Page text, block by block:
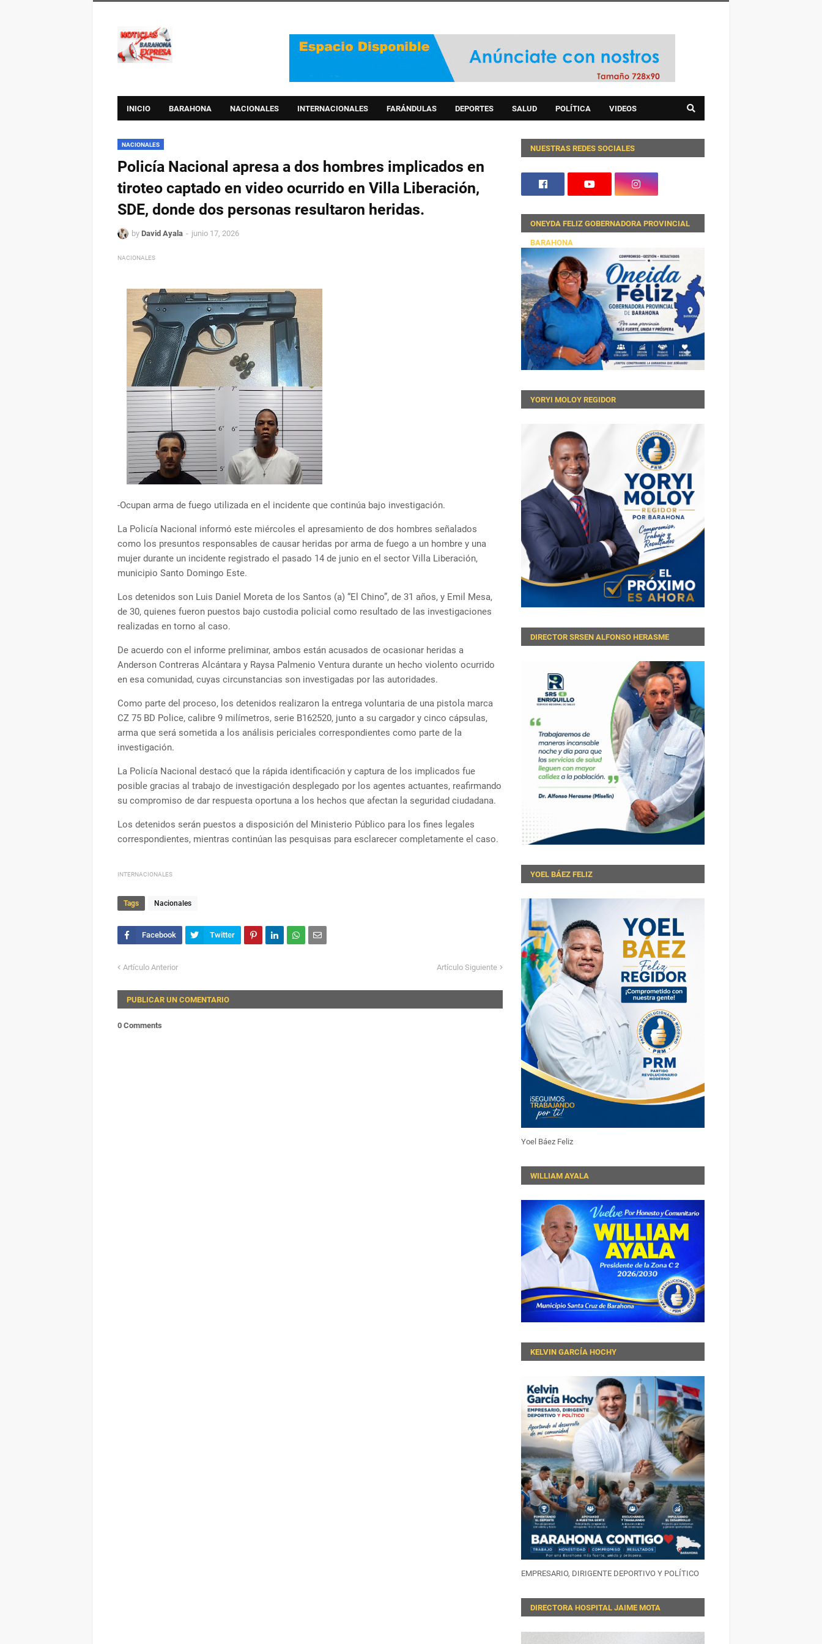
INICIO BARAHONA NACIONALES INTERNACIONALES FARÁNDULAS DEPORTES SALUD POLÍTICA VIDEOS
NACIONALES
Policía Nacional apresa a dos hombres implicados en
tiroteo captado en video ocurrido en Villa Liberación,
SDE, donde dos personas resultaron heridas.
by David Ayala junio 17, 2026
NACIONALES
-Ocupan arma de fuego utilizada en el incidente que continúa bajo investigación.
La Policía Nacional informó este miércoles el apresamiento de dos hombres señalados
como los presuntos responsables de causar heridas por arma de fuego a un hombre y una
mujer durante un incidente registrado el pasado 14 de junio en el sector Villa Liberación,
municipio Santo Domingo Este.
Los detenidos son Luis Daniel Moreta de los Santos (a) “El Chino”, de 31 años, y Emil Mesa,
de 30, quienes fueron puestos bajo custodia policial como resultado de las investigaciones
realizadas en torno al caso.
De acuerdo con el informe preliminar, ambos están acusados de ocasionar heridas a
Anderson Contreras Alcántara y Raysa Palmenio Ventura durante un hecho violento ocurrido
en esa comunidad, cuyas circunstancias son investigadas por las autoridades.
Como parte del proceso, los detenidos realizaron la entrega voluntaria de una pistola marca
CZ 75 BD Police, calibre 9 milímetros, serie B162520, junto a su cargador y cinco cápsulas,
arma que será sometida a los análisis periciales correspondientes como parte de la
investigación.
La Policía Nacional destacó que la rápida identificación y captura de los implicados fue
posible gracias al trabajo de investigación desplegado por los agentes actuantes, reafirmando
su compromiso de dar respuesta oportuna a los hechos que afectan la seguridad ciudadana.
Los detenidos serán puestos a disposición del Ministerio Público para los fines legales
correspondientes, mientras continúan las pesquisas para esclarecer completamente el caso.
INTERNACIONALES
Tags Nacionales
Artículo Anterior Artículo Siguiente
PUBLICAR UN COMENTARIO
0 Comments
NUESTRAS REDES SOCIALES
ONEYDA FELIZ GOBERNADORA PROVINCIAL
BARAHONA
YORYI MOLOY REGIDOR
DIRECTOR SRSEN ALFONSO HERASME
YOEL BÁEZ FELIZ
Yoel Báez Feliz
WILLIAM AYALA
KELVIN GARCÍA HOCHY
EMPRESARIO, DIRIGENTE DEPORTIVO Y POLÍTICO
DIRECTORA HOSPITAL JAIME MOTA